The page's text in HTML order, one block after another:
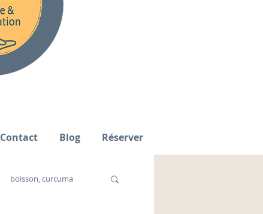
Contact Blog Réserver
boisson, curcuma